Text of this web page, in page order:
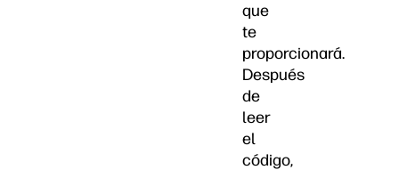
que
te
proporcionará.
Después
de
leer
el
código,